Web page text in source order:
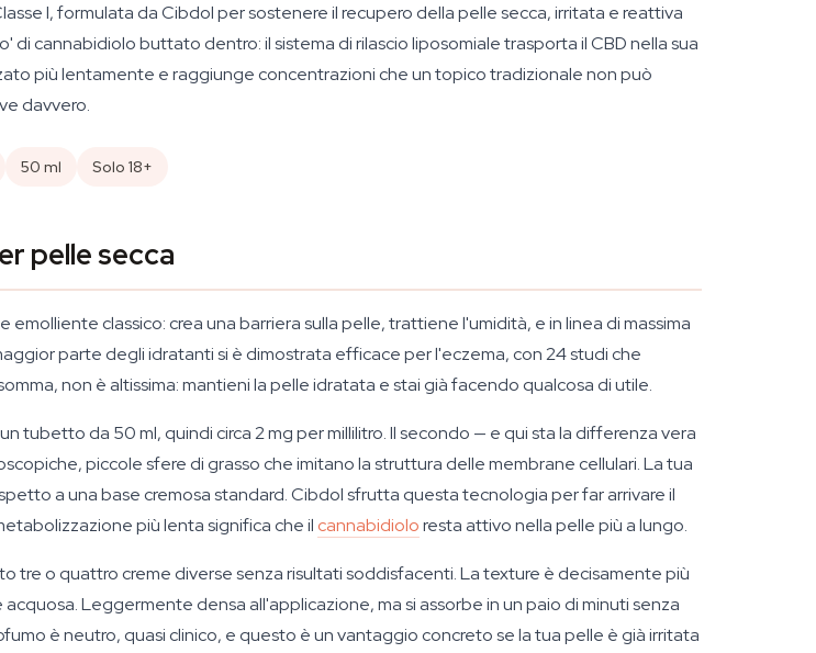
I, formulata da Cibdol per sostenere il recupero della pelle secca, irritata e reattiva
cannabidiolo buttato dentro: il sistema di rilascio liposomiale trasporta il CBD nella sua
più lentamente e raggiunge concentrazioni che un topico tradizionale non può
davvero.
50 ml Solo 18+
pelle secca
classico: crea una barriera sulla pelle, trattiene l'umidità, e in linea di massima
parte degli idratanti si è dimostrata efficace per l'eczema, con 24 studi che
non è altissima: mantieni la pelle idratata e stai già facendo qualcosa di utile.
tubetto da 50 ml, quindi circa 2 mg per millilitro. Il secondo — e qui sta la differenza vera
piccole sfere di grasso che imitano la struttura delle membrane cellulari. La tua
a una base cremosa standard. Cibdol sfrutta questa tecnologia per far arrivare il
più lenta significa che il cannabidioloresta attivo nella pelle più a lungo.
tre o quattro creme diverse senza risultati soddisfacenti. La texture è decisamente più
Leggermente densa all'applicazione, ma si assorbe in un paio di minuti senza
è neutro, quasi clinico, e questo è un vantaggio concreto se la tua pelle è già irritata